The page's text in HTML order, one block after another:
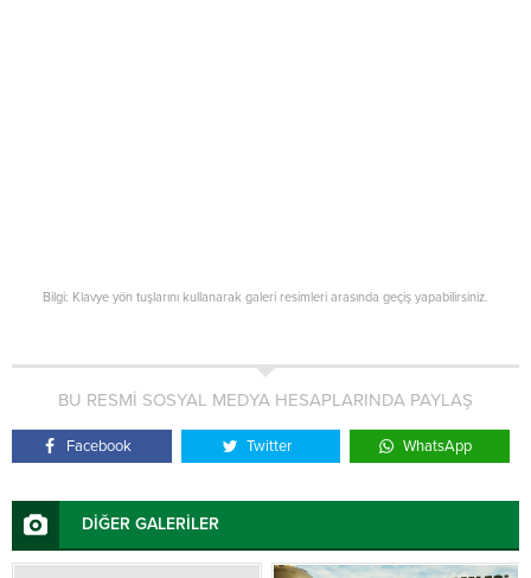
Bilgi: Klavye yön tuşlarını kullanarak galeri resimleri arasında geçiş yapabilirsiniz.
BU RESMİ SOSYAL MEDYA HESAPLARINDA PAYLAŞ
Facebook Twitter WhatsApp
DİĞER GALERİLER